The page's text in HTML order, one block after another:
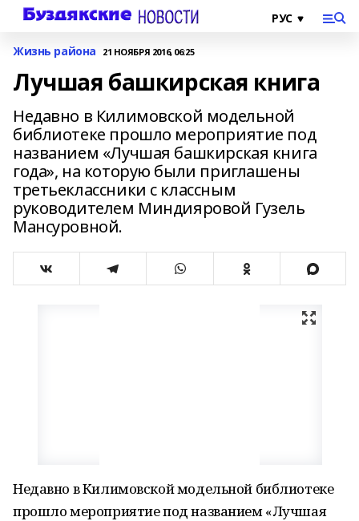
Жизнь района 21 НОЯБРЯ 2016, 06:25
Лучшая башкирская книга
Недавно в Килимовской модельной
библиотеке прошло мероприятие под
названием «Лучшая башкирская книга
года», на которую были приглашены
третьеклассники с классным
руководителем Миндияровой Гузель
Мансуровной.
Недавно в Килимовской модельной библиотеке
прошло мероприятие под названием «Лучшая